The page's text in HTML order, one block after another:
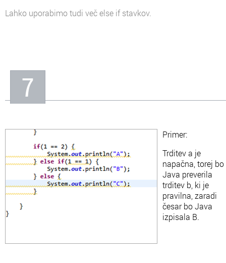
Lahko uporabimo tudi več else if stavkov.
7
Primer:
Trditev a je
napačna, torej bo
Java preverila
trditev b, ki je
pravilna, zaradi
česar bo Java
izpisala B.